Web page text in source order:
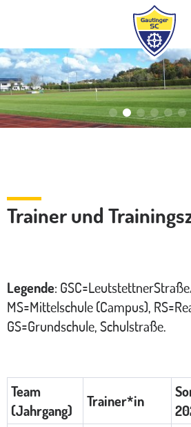
Trainer und
Legende:
MS=Mittelschule (Campus),
GS=Grundschule, Schulstraße.
Team
(Jahrgang)
Trainer*in